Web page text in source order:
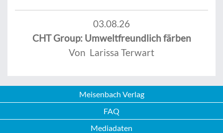
03.08.26
CHT Group: Umweltfreundlich färben
Von Larissa Terwart
Meisenbach Verlag
FAQ
Mediadaten